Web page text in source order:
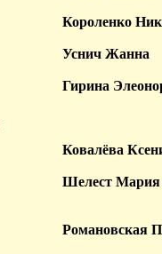
Короленко
Уснич Жанна
Гирина
Ковалёва
Шелест Мария
Романовская